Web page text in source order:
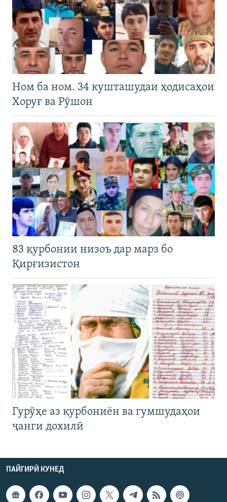
Ном ба ном. 34 кушташудаи ҳодисаҳои
Хоруғ ва Рӯшон
83 қурбонии низоъ дар марз бо
Қирғизистон
Гурӯҳе аз қурбониён ва гумшудаҳои
ҷанги дохилӣ
ПАЙГИРӢ КУНЕД